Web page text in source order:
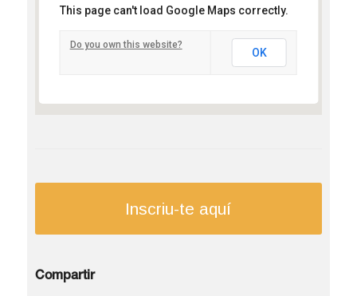
Centre d’empreses PROCORNELLÀ
Tirso de Molina, 36 - Cornellà del Llobregat
This page can't load Google Maps correctly.
Do you own this website?
OK
Inscriu-te aquí
Compartir